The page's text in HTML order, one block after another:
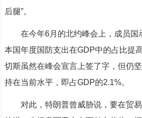
后腿”。
在今年6月的北约峰会上，成员国
本国年度国防支出在GDP中的占比提
切斯虽然在峰会宣言上签了字，但仍
持在当前水平，即占GDP的2.1%。
对此，特朗普曾威胁说，要在贸易